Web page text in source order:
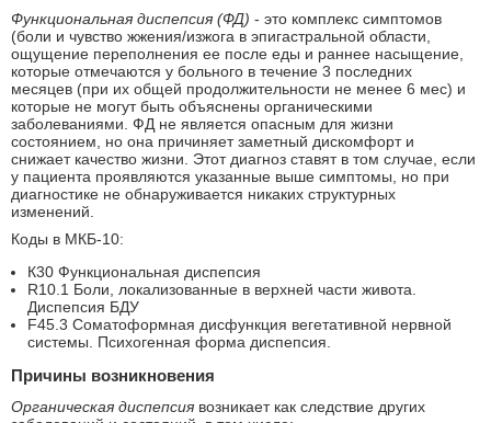
Функциональная диспепсия (ФД) - это комплекс симптомов
(боли и чувство жжения/изжога в эпигастральной области,
ощущение переполнения ее после еды и раннее насыщение,
которые отмечаются у больного в течение 3 последних
месяцев (при их общей продолжительности не менее 6 мес) и
которые не могут быть объяснены органическими
заболеваниями. ФД не является опасным для жизни
состоянием, но она причиняет заметный дискомфорт и
снижает качество жизни. Этот диагноз ставят в том случае, если
у пациента проявляются указанные выше симптомы, но при
диагностике не обнаруживается никаких структурных
изменений.
Коды в МКБ-10:
К30 Функциональная диспепсия
R10.1 Боли, локализованные в верхней части живота.
Диспепсия БДУ
F45.3 Соматоформная дисфункция вегетативной нервной
системы. Психогенная форма диспепсия.
Причины возникновения
Органическая диспепсия возникает как следствие других